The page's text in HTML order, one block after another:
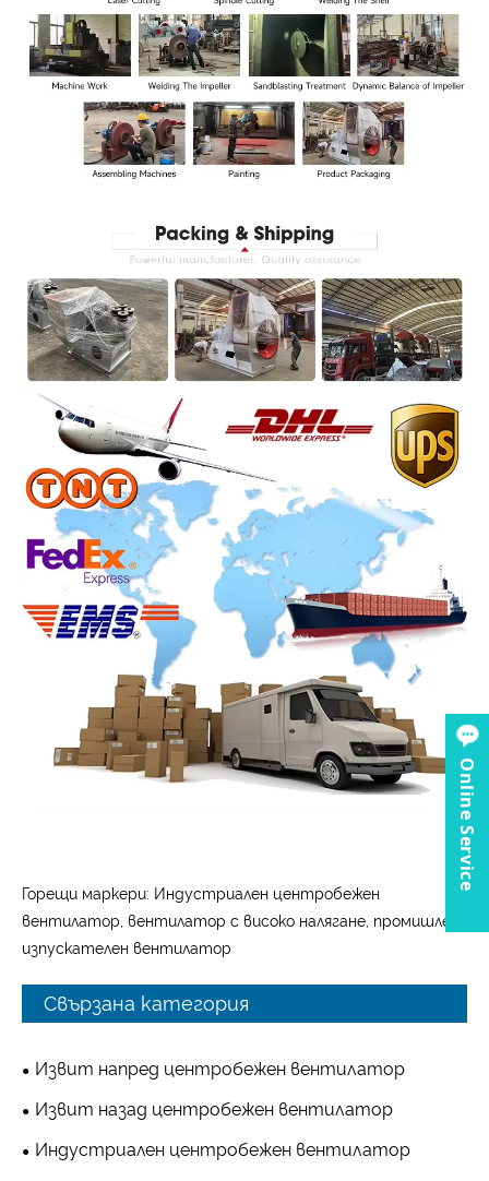
Горещи маркери: Индустриален центробежен
вентилатор, вентилатор с високо налягане, промишлен
изпускателен вентилатор
Свързана категория
Извит напред центробежен вентилатор
Извит назад центробежен вентилатор
Индустриален центробежен вентилатор
Online Service